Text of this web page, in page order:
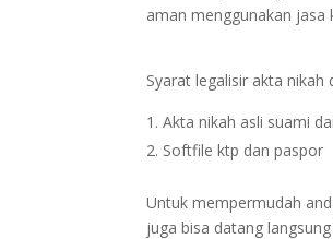
aman menggunakan jasa
Syarat legalisir akta
Akta nikah asli suami
Softfile ktp dan paspor
Untuk mempermudah
juga bisa datang